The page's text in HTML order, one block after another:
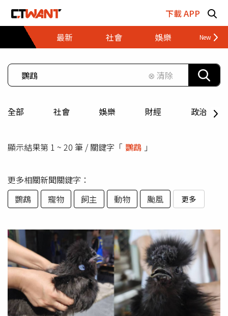
下載 APP
最新
社會 娛樂 財經
⊗ 清除
全部 社會 娛樂 財經 政治
顯示結果第 1 ~ 20 筆 / 關鍵字「 鸚鵡 」
更多相關新聞關鍵字：
鸚鵡
寵物 飼主 動物 颱風 更多